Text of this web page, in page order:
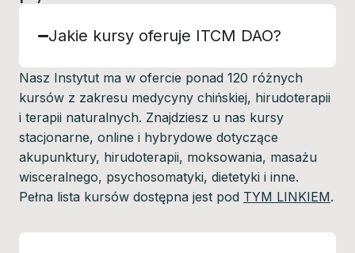
Jakie kursy oferuje ITCM DAO?
Nasz Instytut ma w ofercie ponad 120 różnych
kursów z zakresu medycyny chińskiej, hirudoterapii
i terapii naturalnych. Znajdziesz u nas kursy
stacjonarne, online i hybrydowe dotyczące
akupunktury, hirudoterapii, moksowania, masażu
wisceralnego, psychosomatyki, dietetyki i inne.
Pełna lista kursów dostępna jest pod TYM LINKIEM.